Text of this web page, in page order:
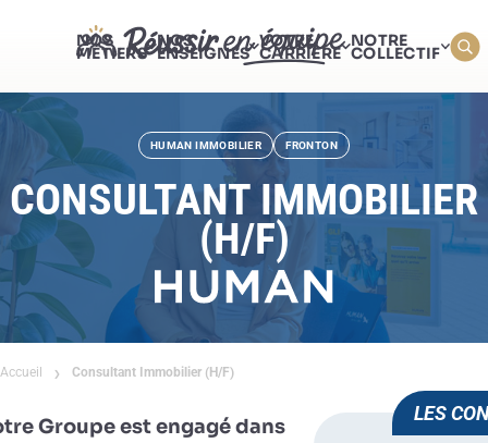
NOS
MÉTIERS
NOS
ENSEIGNES
VOTRE
CARRIÈRE
NOTRE
COLLECTIF
HUMAN IMMOBILIER FRONTON
CONSULTANT IMMOBILIER
(H/F)
Accueil Consultant Immobilier (H/F)
Groupe est engagé dans
LES